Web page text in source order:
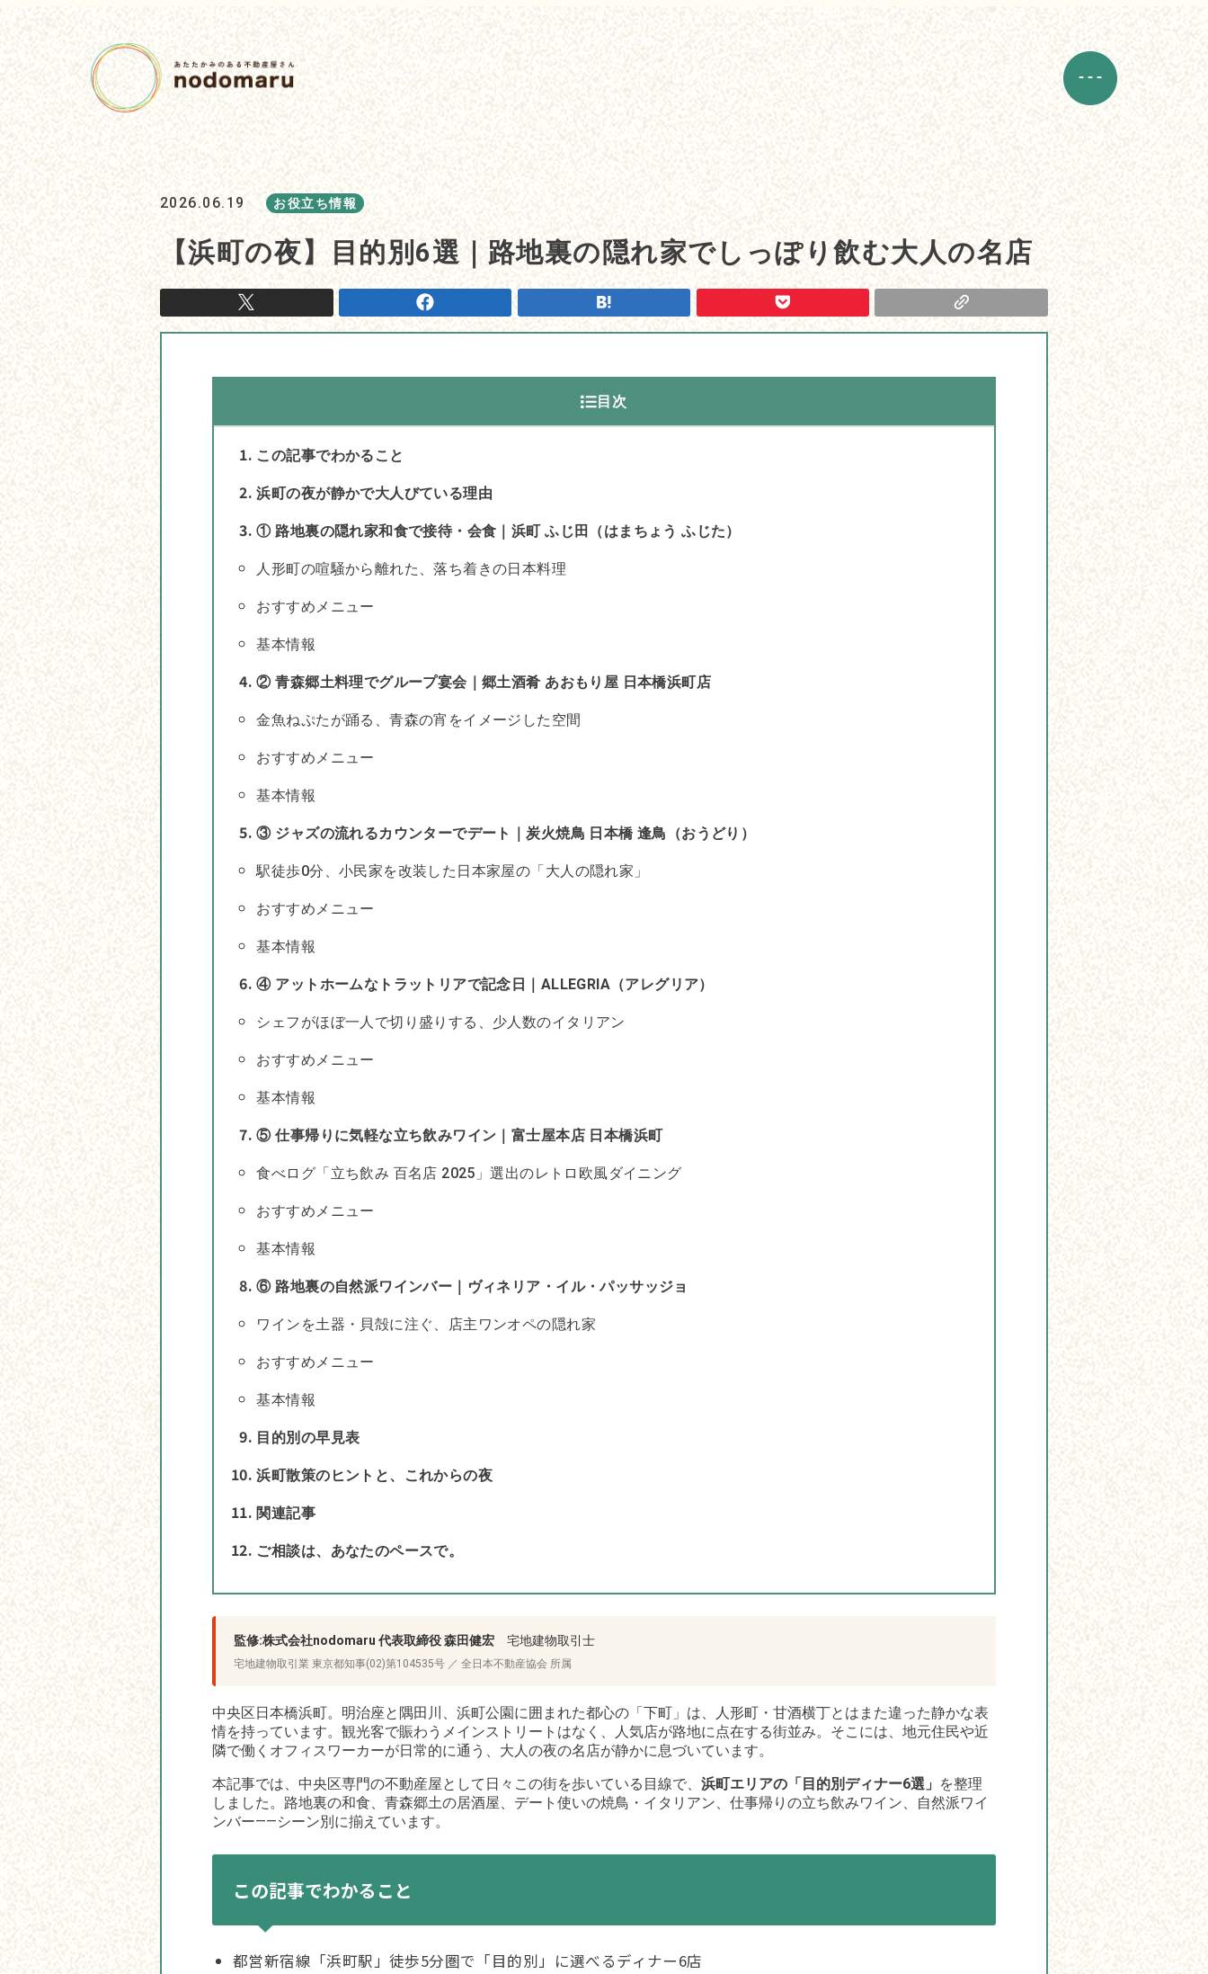
2026.06.19 お役立ち情報
【浜町の夜】目的別6選｜路地裏の隠れ家でしっぽり飲む大人の名店
目次
この記事でわかること
浜町の夜が静かで大人びている理由
① 路地裏の隠れ家和食で接待・会食｜浜町 ふじ田（はまちょう ふじた）
人形町の喧騒から離れた、落ち着きの日本料理
おすすめメニュー
基本情報
② 青森郷土料理でグループ宴会｜郷土酒肴 あおもり屋 日本橋浜町店
金魚ねぷたが踊る、青森の宵をイメージした空間
おすすめメニュー
基本情報
③ ジャズの流れるカウンターでデート｜炭火焼鳥 日本橋 逢鳥（おうどり）
駅徒歩0分、小民家を改装した日本家屋の「大人の隠れ家」
おすすめメニュー
基本情報
④ アットホームなトラットリアで記念日｜ALLEGRIA（アレグリア）
シェフがほぼ一人で切り盛りする、少人数のイタリアン
おすすめメニュー
基本情報
⑤ 仕事帰りに気軽な立ち飲みワイン｜富士屋本店 日本橋浜町
食べログ「立ち飲み 百名店 2025」選出のレトロ欧風ダイニング
おすすめメニュー
基本情報
⑥ 路地裏の自然派ワインバー｜ヴィネリア・イル・パッサッジョ
ワインを土器・貝殻に注ぐ、店主ワンオペの隠れ家
おすすめメニュー
基本情報
目的別の早見表
浜町散策のヒントと、これからの夜
関連記事
ご相談は、あなたのペースで。
監修:株式会社nodomaru 代表取締役 森田健宏宅地建物取引士
宅地建物取引業 東京都知事(02)第104535号 ／ 全日本不動産協会 所属
中央区日本橋浜町。明治座と隅田川、浜町公園に囲まれた都心の「下町」は、人形町・甘酒横丁とはまた違った静かな表
情を持っています。観光客で賑わうメインストリートはなく、人気店が路地に点在する街並み。そこには、地元住民や近
隣で働くオフィスワーカーが日常的に通う、大人の夜の名店が静かに息づいています。
本記事では、中央区専門の不動産屋として日々この街を歩いている目線で、 浜町エリアの「目的別ディナー6選」 を整理
しました。路地裏の和食、青森郷土の居酒屋、デート使いの焼鳥・イタリアン、仕事帰りの立ち飲みワイン、自然派ワイ
ンバー——シーン別に揃えています。
この記事でわかること
都営新宿線「浜町駅」徒歩5分圏で「目的別」に選べるディナー6店